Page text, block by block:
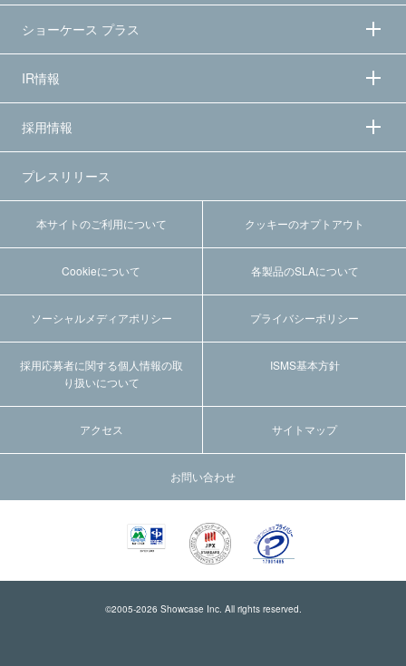
ショーケース プラス
IR情報
採用情報
プレスリリース
本サイトのご利用について クッキーのオプトアウト
Cookieについて 各製品のSLAについて
ソーシャルメディアポリシー プライバシーポリシー
採用応募者に関する個人情報の取
り扱いについて
ISMS基本方針
アクセス サイトマップ
お問い合わせ
©2005-2026 Showcase Inc. All rights reserved.